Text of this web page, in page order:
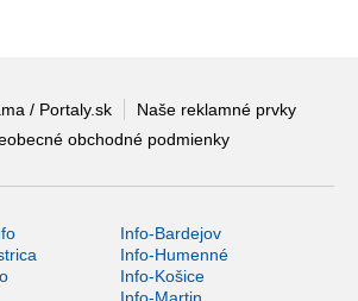
/ Portaly.sk
Naše reklamné prvky
obchodné podmienky
Info-Bardejov
Info-Humenné
Info-Košice
Info-Martin